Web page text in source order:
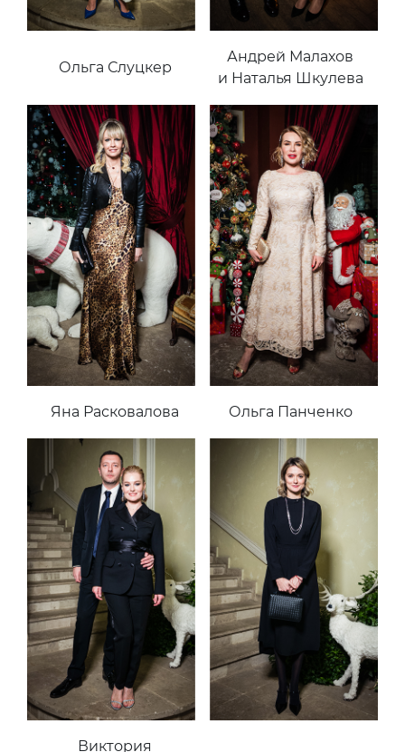
Ольга Слуцкер
Андрей Малахов
и Наталья Шкулева
Яна Расковалова Ольга Панченко
Виктория